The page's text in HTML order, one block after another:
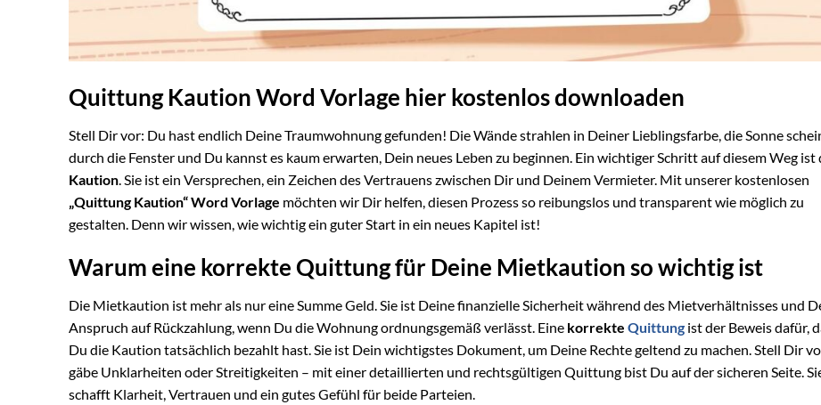
Quittung Kaution Word Vorlage hier kostenlos downloaden
Stell Dir vor: Du hast endlich Deine Traumwohnung gefunden! Die Wände strahlen in Deiner Lieblingsfarbe, die Sonne
durch die Fenster und Du kannst es kaum erwarten, Dein neues Leben zu beginnen. Ein wichtiger Schritt auf diesem Weg ist
Kaution . Sie ist ein Versprechen, ein Zeichen des Vertrauens zwischen Dir und Deinem Vermieter. Mit unserer kostenlosen
„Quittung Kaution“ Word Vorlage möchten wir Dir helfen, diesen Prozess so reibungslos und transparent wie möglich zu
gestalten. Denn wir wissen, wie wichtig ein guter Start in ein neues Kapitel ist!
Warum eine korrekte Quittung für Deine Mietkaution so wichtig ist
Die Mietkaution ist mehr als nur eine Summe Geld. Sie ist Deine finanzielle Sicherheit während des Mietverhältnisses und
Anspruch auf Rückzahlung, wenn Du die Wohnung ordnungsgemäß verlässt. Eine korrekte Quittung ist der Beweis dafür,
Du die Kaution tatsächlich bezahlt hast. Sie ist Dein wichtigstes Dokument, um Deine Rechte geltend zu machen. Stell Dir
gäbe Unklarheiten oder Streitigkeiten – mit einer detaillierten und rechtsgültigen Quittung bist Du auf der sicheren Seite.
schafft Klarheit, Vertrauen und ein gutes Gefühl für beide Parteien.